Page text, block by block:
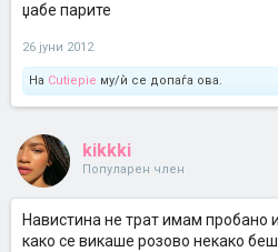
џабе парите
26 јуни 2012
На Cutiepie му/ѝ се допаѓа ова.
kikkki
Популарен член
Навистина не трат имам пробано
како се викаше розово некако